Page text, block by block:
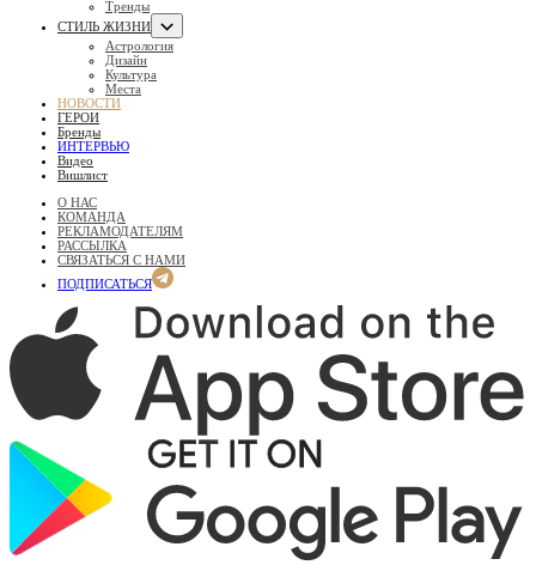
Тренды
СТИЛЬ ЖИЗНИ
Астрология
Дизайн
Культура
Места
НОВОСТИ
ГЕРОИ
Бренды
ИНТЕРВЬЮ
Видео
Вишлист
О НАС
КОМАНДА
РЕКЛАМОДАТЕЛЯМ
РАССЫЛКА
СВЯЗАТЬСЯ С НАМИ
ПОДПИСАТЬСЯ